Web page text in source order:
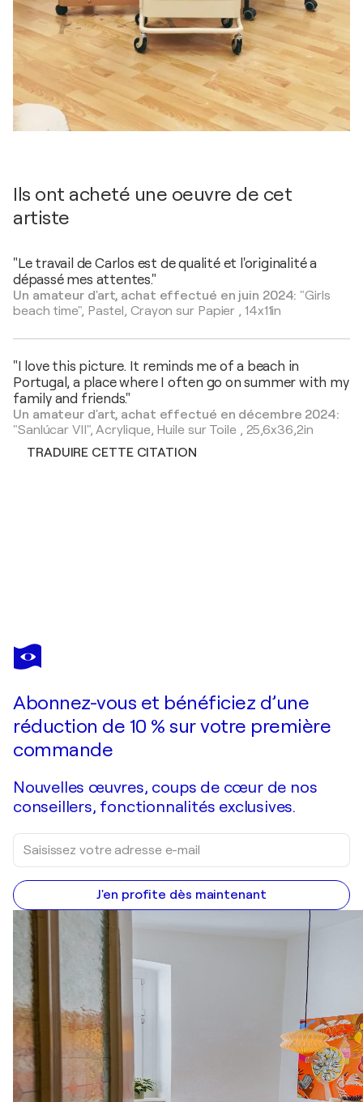
Ils ont acheté une oeuvre de cet
artiste
"Le travail de Carlos est de qualité et l'originalité a
dépassé mes attentes."
Un amateur d'art, achat effectué en juin 2024: "Girls
beach time", Pastel, Crayon sur Papier , 14x11in
"I love this picture. It reminds me of a beach in
Portugal, a place where I often go on summer with my
family and friends."
Un amateur d'art, achat effectué en décembre 2024:
"Sanlúcar VII",Acrylique, Huile sur Toile, 25,6x36,2in
TRADUIRE CETTE CITATION
CARLOS
MARTIN
Je passe commande
Abonnez-vous et bénéficiez d’une
réduction de 10 % sur votre première
commande
Nouvelles œuvres, coups de cœur de nos
conseillers, fonctionnalités exclusives.
J'en profite dès maintenant